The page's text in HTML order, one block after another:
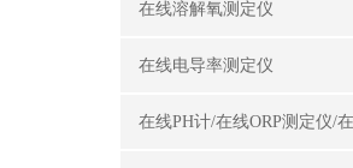
在线溶解氧测定仪
在线电导率测定仪